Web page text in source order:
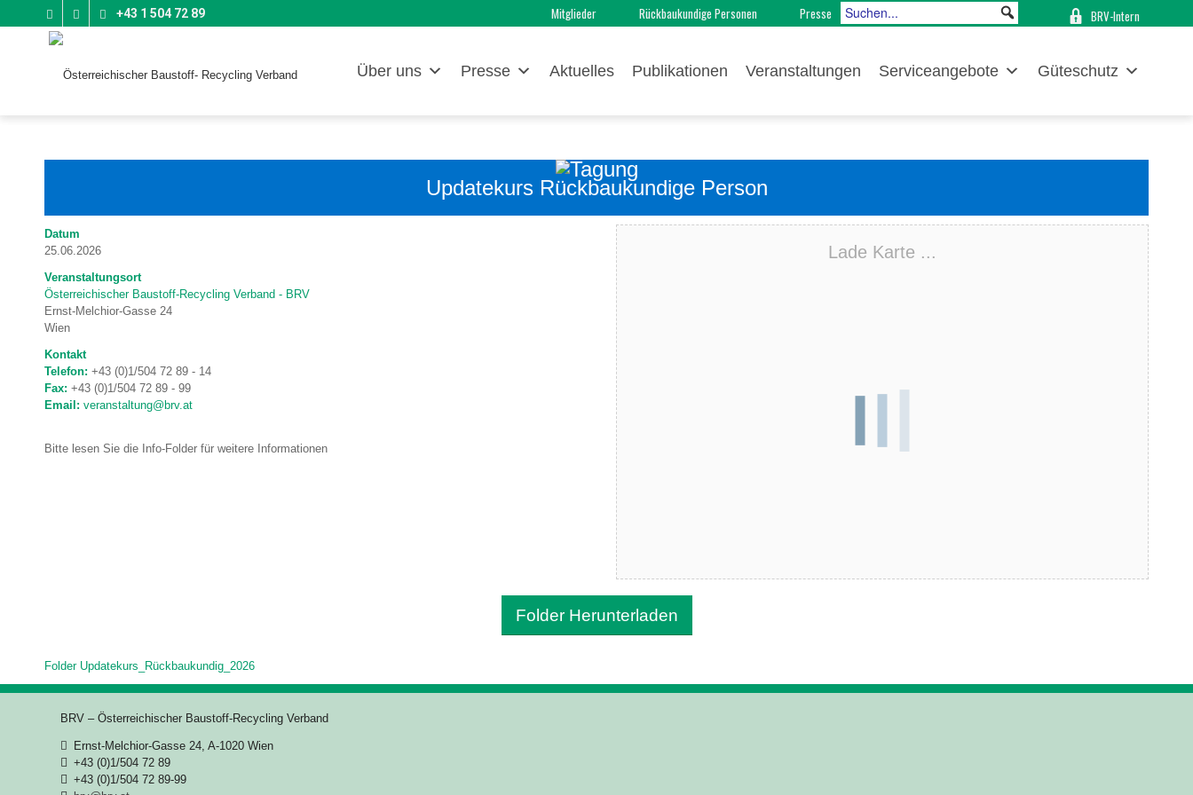
Mitglieder Rückbaukundige Personen Presse BRV-Intern
+43 1 504 72 89
Über uns Presse Aktuelles Publikationen Veranstaltungen Serviceangebote Güteschutz
Updatekurs Rückbaukundige Person
Lade Karte ...
Datum
25.06.2026
Veranstaltungsort
Österreichischer Baustoff-Recycling Verband - BRV
Ernst-Melchior-Gasse 24
Wien
Kontakt
Telefon: +43 (0)1/504 72 89 - 14
Fax: +43 (0)1/504 72 89 - 99
Email: veranstaltung@brv.at
Bitte lesen Sie die Info-Folder für weitere Informationen
Folder Herunterladen
Folder Updatekurs_Rückbaukundig_2026
BRV – Österreichischer Baustoff-Recycling Verband
Ernst-Melchior-Gasse 24, A-1020 Wien
+43 (0)1/504 72 89
+43 (0)1/504 72 89-99